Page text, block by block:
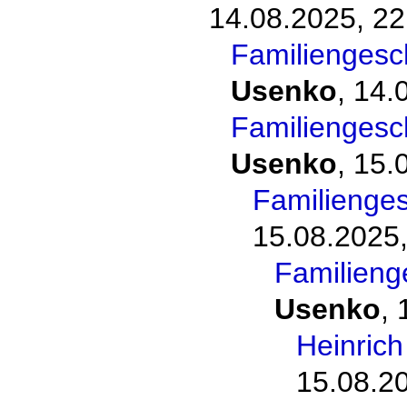
14.08.2025,
Usenko,
Usenko,
Usenko,